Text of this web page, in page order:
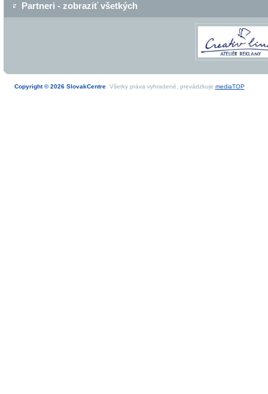
Partneri - zobraziť všetkých
Copyright © 2026 SlovakCentre. Všetky práva vyhradené, prevádzkuje mediaTOP